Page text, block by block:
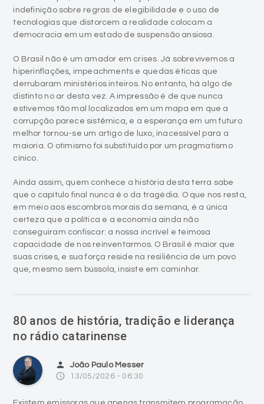
indefinição sobre regras de elegibilidade e o uso de
tecnologias que distorcem a realidade colocam a
democracia em um estado de suspensão ansiosa.
O Brasil não é um amador em crises. Já sobrevivemos a
hiperinflações, impeachments e quedas éticas que
derrubaram ministérios inteiros. No entanto, há algo de
distinto no ar desta vez. A impressão é de que nunca
estivemos tão mal localizados em um mapa em que a
corrupção parece sistêmica, e a esperança em um futuro
melhor tornou-se um artigo de luxo, inacessível para a
maioria. O otimismo foi substituído por um pragmatismo
cínico.
Ainda assim, quem conhece a história desta terra sabe
que o capítulo final nunca é o da tragédia. O que nos resta,
em meio aos escombros morais da semana, é a única
certeza que a política e a economia ainda não
conseguiram confiscar: a nossa incrível e teimosa
capacidade de nos reinventarmos. O Brasil é maior que
suas crises, e sua força reside na resiliência de um povo
que, mesmo sem bússola, insiste em caminhar.
80 anos de história, tradição e liderança
no rádio catarinense
person João Paulo Messer
access_time 13/05/2026 - 06:30